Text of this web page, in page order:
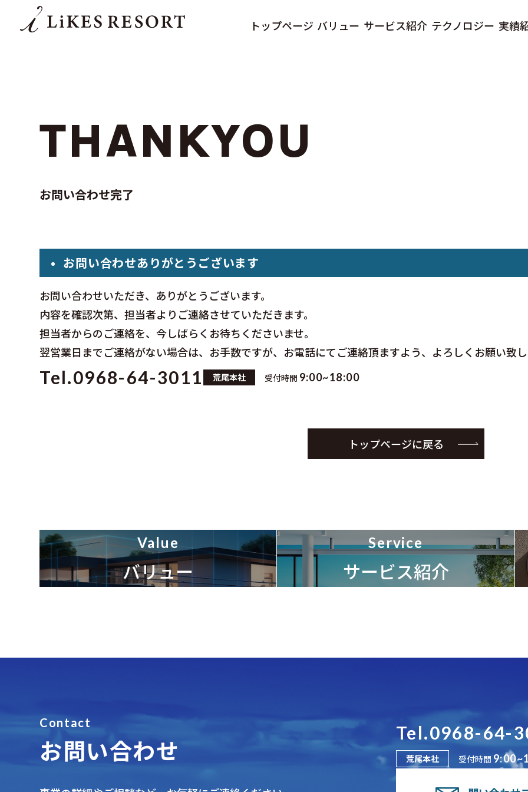
トップページ バリュー サービス紹介 テクノロジー 実績
THANKYOU
お問い合わせ完了
お問い合わせありがとうございます
お問い合わせいただき、ありがとうございます。
内容を確認次第、担当者よりご連絡させていただきます。
担当者からのご連絡を、今しばらくお待ちくださいませ。
翌営業日までご連絡がない場合は、お手数ですが、お電話にてご連絡頂ますよう、よろしくお願い致
Tel.0968-64-3011 荒尾本社 受付時間 9:00~18:00
トップページに戻る
Value
バリュー
Service
サービス紹介
Contact
お問い合わせ
Tel.0968-64-
荒尾本社 受付時間